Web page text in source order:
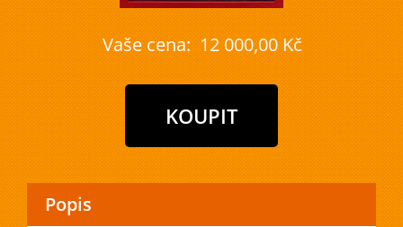
Vaše cena: 12 000,00 Kč
Popis